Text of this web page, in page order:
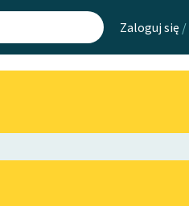
Zaloguj się /
Mapa Wolnych Lektur
Leśmianator